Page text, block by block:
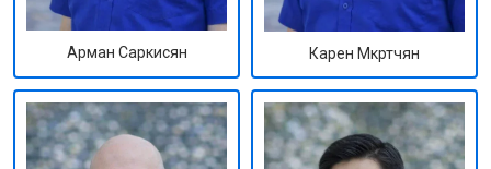
Арман Саркисян Карен Мкртчян